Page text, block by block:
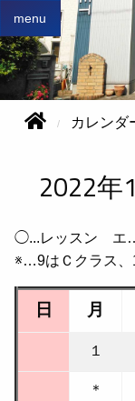
menu
カレンダ
2022
◯...レッスン エ
※…9はＣクラス
日 月
１
＊